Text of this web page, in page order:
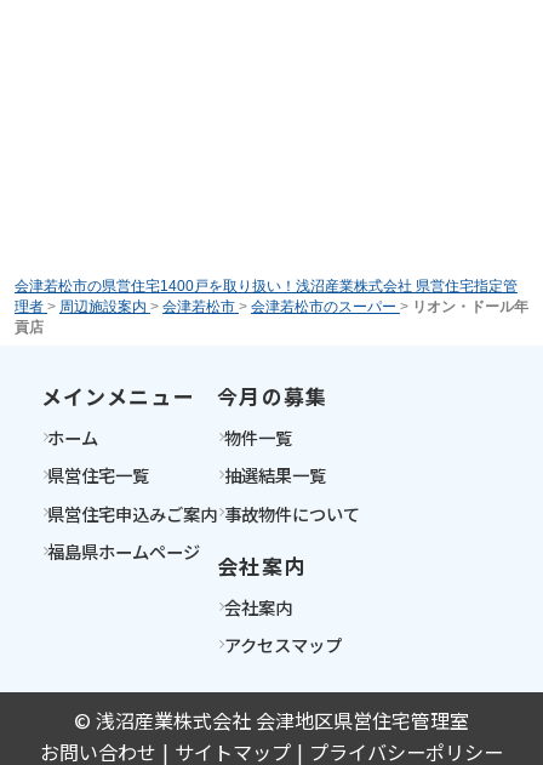
会津若松市の県営住宅1400戸を取り扱い！浅沼産業株式会社 県営住宅指定管
理者 > 周辺施設案内 > 会津若松市 > 会津若松市のスーパー > リオン・ドール年
貢店
メインメニュー
ホーム
県営住宅一覧
県営住宅申込みご案内
福島県ホームページ
今月の募集
物件一覧
抽選結果一覧
事故物件について
会社案内
会社案内
アクセスマップ
© 浅沼産業株式会社 会津地区県営住宅管理室
お問い合わせ
サイトマップ プライバシーポリシー